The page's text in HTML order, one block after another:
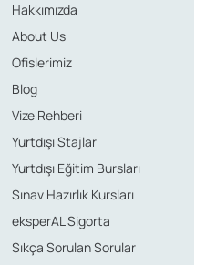
yapısı, ulaşım kolaylıkları
Bristol, öğrencilere eğitim
bir deneyim sunar. Hem
kariyerlerinde ilerlemek
bir şehir olan Bristol,
destinasyonlarından
Hakkımızda
About Us
Ofislerimiz
Blog
Vize Rehberi
Yurtdışı Stajlar
Yurtdışı Eğitim Bursları
Sınav Hazırlık Kursları
eksperAL Sigorta
Sıkça Sorulan Sorular